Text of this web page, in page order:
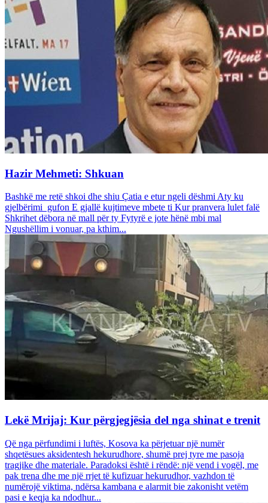
Hazir Mehmeti: Shkuan
Bashkë me retë shkoi dhe shiu Çatia e etur ngeli dëshmi Aty ku
gjelbërimi gufon E gjallë kujtimeve mbete ti Kur pranvera lulet falë
Shkrihet dëbora në mall për ty Fytyrë e jote hënë mbi mal
Ngushëllim i vonuar, pa kthim...
Lekë Mrijaj: Kur përgjegjësia del nga shinat e trenit
Që nga përfundimi i luftës, Kosova ka përjetuar një numër
shqetësues aksidentesh hekurudhore, shumë prej tyre me pasoja
tragjike dhe materiale. Paradoksi është i rëndë: një vend i vogël, me
pak trena dhe me një rrjet të kufizuar hekurudhor, vazhdon të
numërojë viktima, ndërsa kambana e alarmit bie zakonisht vetëm
pasi e keqja ka ndodhur...